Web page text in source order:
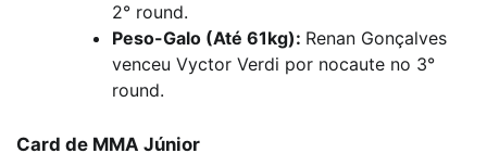
2° round.
Peso-Galo (Até 61kg): Renan Gonçalves
venceu Vyctor Verdi por nocaute no 3°
round.
Card de MMA Júnior